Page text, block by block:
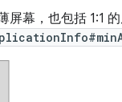
幕，也包括 1:1